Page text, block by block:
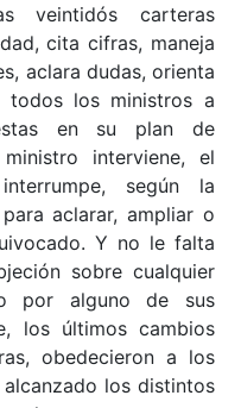
veintidós carteras
cita cifras, maneja
aclara dudas, orienta
todos los ministros a
en su plan de
interviene, el
según la
aclarar, ampliar o
Y no le falta
sobre cualquier
por alguno de sus
los últimos cambios
obedecieron a los
los distintos